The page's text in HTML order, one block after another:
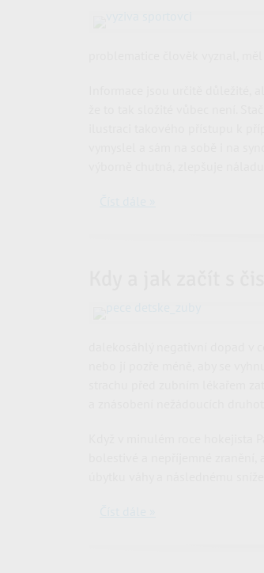
problematice člověk vyznal,
Informace jsou určitě důležité,
že to tak složité vůbec není.
ilustraci takového přístupu k
vymyslel a sám na sobě i na
výborně chutná, zlepšuje
Kdy a jak začít s
dalekosáhlý negativní dopad v
nebo jí pozře méně, aby se
strachu před zubním lékařem
a znásobení nežádoucích
Když v minulém roce hokejista
bolestivé a nepříjemné
úbytku váhy a následnému